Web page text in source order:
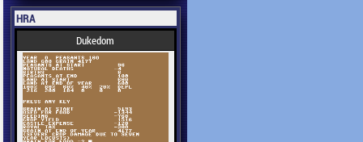
HRA
Dukedom